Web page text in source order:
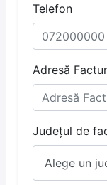
Telefon
Adresă
Județul de